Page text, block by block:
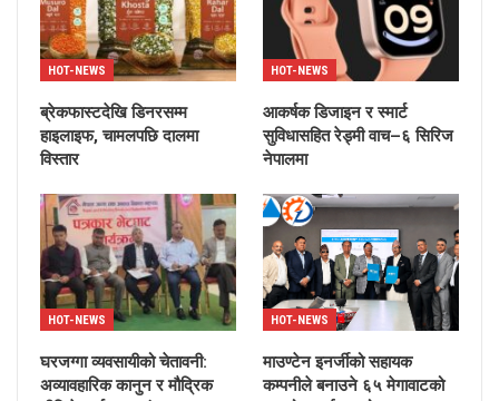
HOT-NEWS
ब्रेकफास्टदेखि डिनरसम्म
हाइलाइफ, चामलपछि दालमा
विस्तार
HOT-NEWS
आकर्षक डिजाइन र स्मार्ट
सुविधासहित रेड्मी वाच–६ सिरिज
नेपालमा
HOT-NEWS
घरजग्गा व्यवसायीको चेतावनी:
अव्यावहारिक कानुन र मौद्रिक
HOT-NEWS
माउण्टेन इनर्जीको सहायक
कम्पनीले बनाउने ६५ मेगावाटको